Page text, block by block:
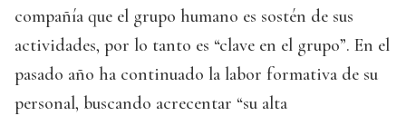
compañía que el grupo humano es sostén de sus
actividades, por lo tanto es “clave en el grupo”. En el
pasado año ha continuado la labor formativa de su
personal, buscando acrecentar “su alta